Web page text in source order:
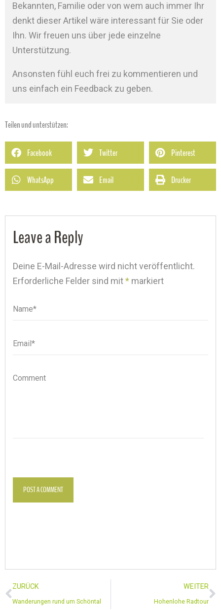
Bekannten, Familie oder von wem auch immer Ihr
denkt dieser Artikel wäre interessant für Sie oder
Ihn. Wir freuen uns über jede einzelne
Unterstützung.
Ansonsten fühl euch frei zu kommentieren und
uns einfach ein Feedback zu geben.
Teilen und unterstützen:
Facebook Twitter Pinterest
WhatsApp Email Drucker
Leave a Reply
Deine E-Mail-Adresse wird nicht veröffentlicht.
Erforderliche Felder sind mit* markiert
Name*
Name
Email*
Email
Comment
POST A COMMENT
ZURÜCK
Wanderungen rund um Schöntal
WEITER
Hohenlohe Radtour